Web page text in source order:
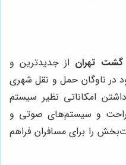
گشت تهران از جدیدترین و
در ناوگان حمل و نقل شهری
امکاناتی نظیر سیستم
راحت و سیستم‌های صوتی و
را برای مسافران فراهم